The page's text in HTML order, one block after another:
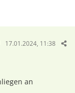
17.01.2024, 11:38
an